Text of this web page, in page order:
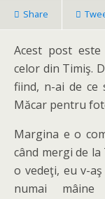
Share
Acest post
celor din Timiş.
fiind, n-ai de ce
Măcar pentru
Margina e o
când mergi de la
o vedeţi, eu v-
numai